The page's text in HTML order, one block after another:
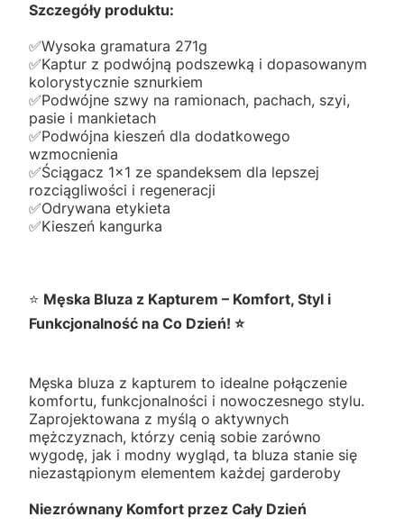
Szczegóły produktu:
✅️Wysoka gramatura 271g
✅️Kaptur z podwójną podszewką i dopasowanym
kolorystycznie sznurkiem
✅️Podwójne szwy na ramionach, pachach, szyi,
pasie i mankietach
✅️Podwójna kieszeń dla dodatkowego
wzmocnienia
✅️Ściągacz 1x1 ze spandeksem dla lepszej
rozciągliwości i regeneracji
✅️Odrywana etykieta
✅️Kieszeń kangurka
⭐ Męska Bluza z Kapturem – Komfort, Styl i
Funkcjonalność na Co Dzień! ⭐
Męska bluza z kapturem to idealne połączenie
komfortu, funkcjonalności i nowoczesnego stylu.
Zaprojektowana z myślą o aktywnych
mężczyznach, którzy cenią sobie zarówno
wygodę, jak i modny wygląd, ta bluza stanie się
niezastąpionym elementem każdej garderoby
Niezrównany Komfort przez Cały Dzień